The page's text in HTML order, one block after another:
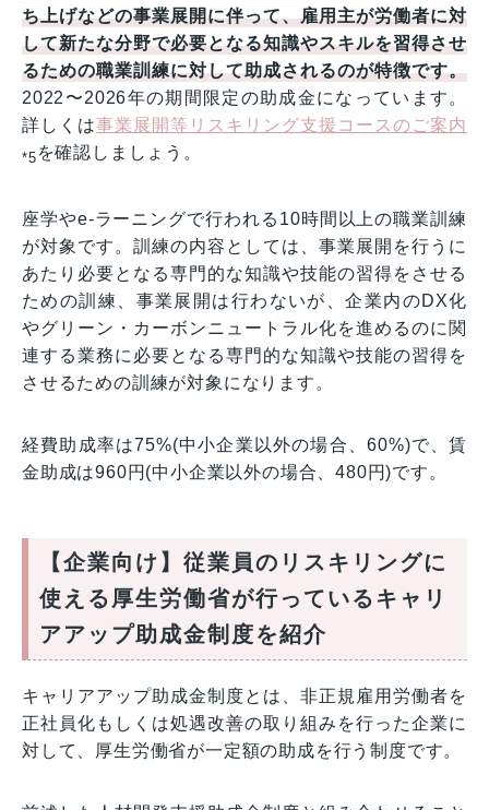
ち上げなどの事業展開に伴って、雇用主が労働者に対
して新たな分野で必要となる知識やスキルを習得させ
るための職業訓練に対して助成されるのが特徴です。
2022〜2026年の期間限定の助成金になっています。
詳しくは事業展開等リスキリング支援コースのご案内
*5 を確認しましょう。
座学やe-ラーニングで行われる10時間以上の職業訓練
が対象です。訓練の内容としては、事業展開を行うに
あたり必要となる専門的な知識や技能の習得をさせる
ための訓練、事業展開は行わないが、企業内のDX化
やグリーン・カーボンニュートラル化を進めるのに関
連する業務に必要となる専門的な知識や技能の習得を
させるための訓練が対象になります。
経費助成率は75%(中小企業以外の場合、60%)で、賃
金助成は960円(中小企業以外の場合、480円)です。
【企業向け】従業員のリスキリングに
使える厚生労働省が行っているキャリ
アアップ助成金制度を紹介
キャリアアップ助成金制度とは、非正規雇用労働者を
正社員化もしくは処遇改善の取り組みを行った企業に
対して、厚生労働省が一定額の助成を行う制度です。